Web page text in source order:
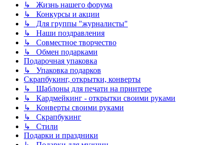
↳ Жизнь нашего форума
↳ Конкурсы и акции
↳ Для группы "журналисты"
↳ Наши поздравления
↳ Совместное творчество
↳ Обмен подарками
Подарочная упаковка
↳ Упаковка подарков
Скрапбукинг, открытки, конверты
↳ Шаблоны для печати на принтере
↳ Кардмейкинг - открытки своими руками
↳ Конверты своими руками
↳ Скрапбукинг
↳ Стили
Подарки и праздники